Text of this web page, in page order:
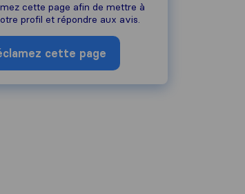
cette page afin de mettre à
profil et répondre aux avis.
cette page